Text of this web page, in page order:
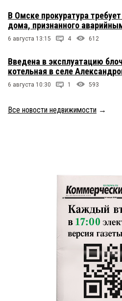
В Омске прокуратура
дома, признанного
6 августа 13:15 4 612
Введена в эксплуатацию
котельная в селе
6 августа 10:30 1 593
Все новости недвижимости →